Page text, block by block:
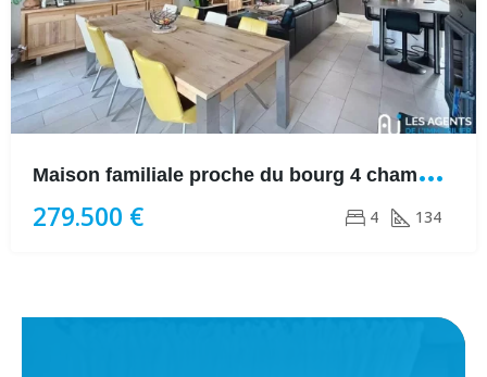
M
aison familiale proche du bourg 4 chambres
279.500 € 4 134